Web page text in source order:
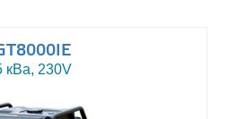
кВа, 230V